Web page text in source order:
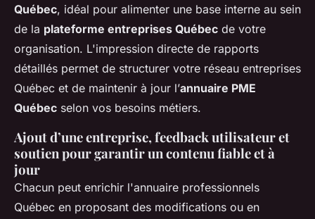
Québec, idéal pour alimenter une base interne au sein
de la plateforme entreprises Québec de votre
organisation. L'impression directe de rapports
détaillés permet de structurer votre réseau entreprises
Québec et de maintenir à jour l’annuaire PME
Québec selon vos besoins métiers.
Ajout d’une entreprise, feedback utilisateur et
soutien pour garantir un contenu fiable et à
jour
Chacun peut enrichir l'annuaire professionnels
Québec en proposant des modifications ou en